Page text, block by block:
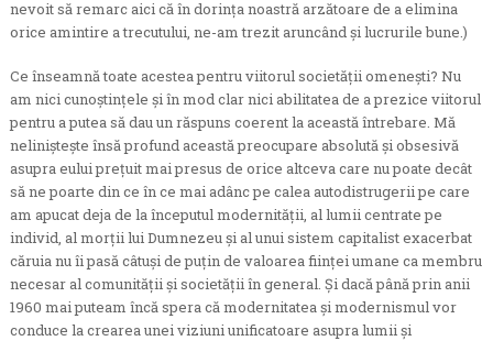
nevoit să remarc aici că în dorinţa noastră arzătoare de a elimina
orice amintire a trecutului, ne-am trezit aruncând şi lucrurile bune.)
Ce înseamnă toate acestea pentru viitorul societăţii omeneşti? Nu
am nici cunoştinţele şi în mod clar nici abilitatea de a prezice viitorul
pentru a putea să dau un răspuns coerent la această întrebare. Mă
nelinişteşte însă profund această preocupare absolută şi obsesivă
asupra eului preţuit mai presus de orice altceva care nu poate decât
să ne poarte din ce în ce mai adânc pe calea autodistrugerii pe care
am apucat deja de la începutul modernităţii, al lumii centrate pe
individ, al morţii lui Dumnezeu şi al unui sistem capitalist exacerbat
căruia nu îi pasă câtuşi de puţin de valoarea fiinţei umane ca membru
necesar al comunităţii şi societăţii în general. Şi dacă până prin anii
1960 mai puteam încă spera că modernitatea şi modernismul vor
conduce la crearea unei viziuni unificatoare asupra lumii şi